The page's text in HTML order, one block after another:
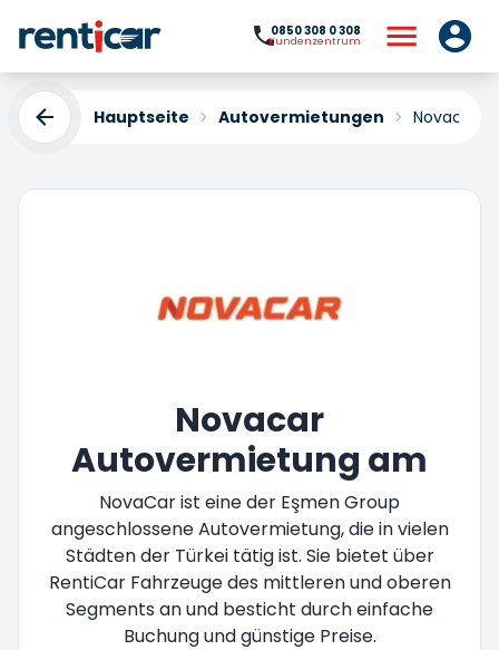
0850 308 0 308
Kundenzentrum
Hauptseite Autovermietungen Novacar
Novacar
Autovermietung am
NovaCar ist eine der Eşmen Group
angeschlossene Autovermietung, die in vielen
Städten der Türkei tätig ist. Sie bietet über
RentiCar Fahrzeuge des mittleren und oberen
Segments an und besticht durch einfache
Buchung und günstige Preise.